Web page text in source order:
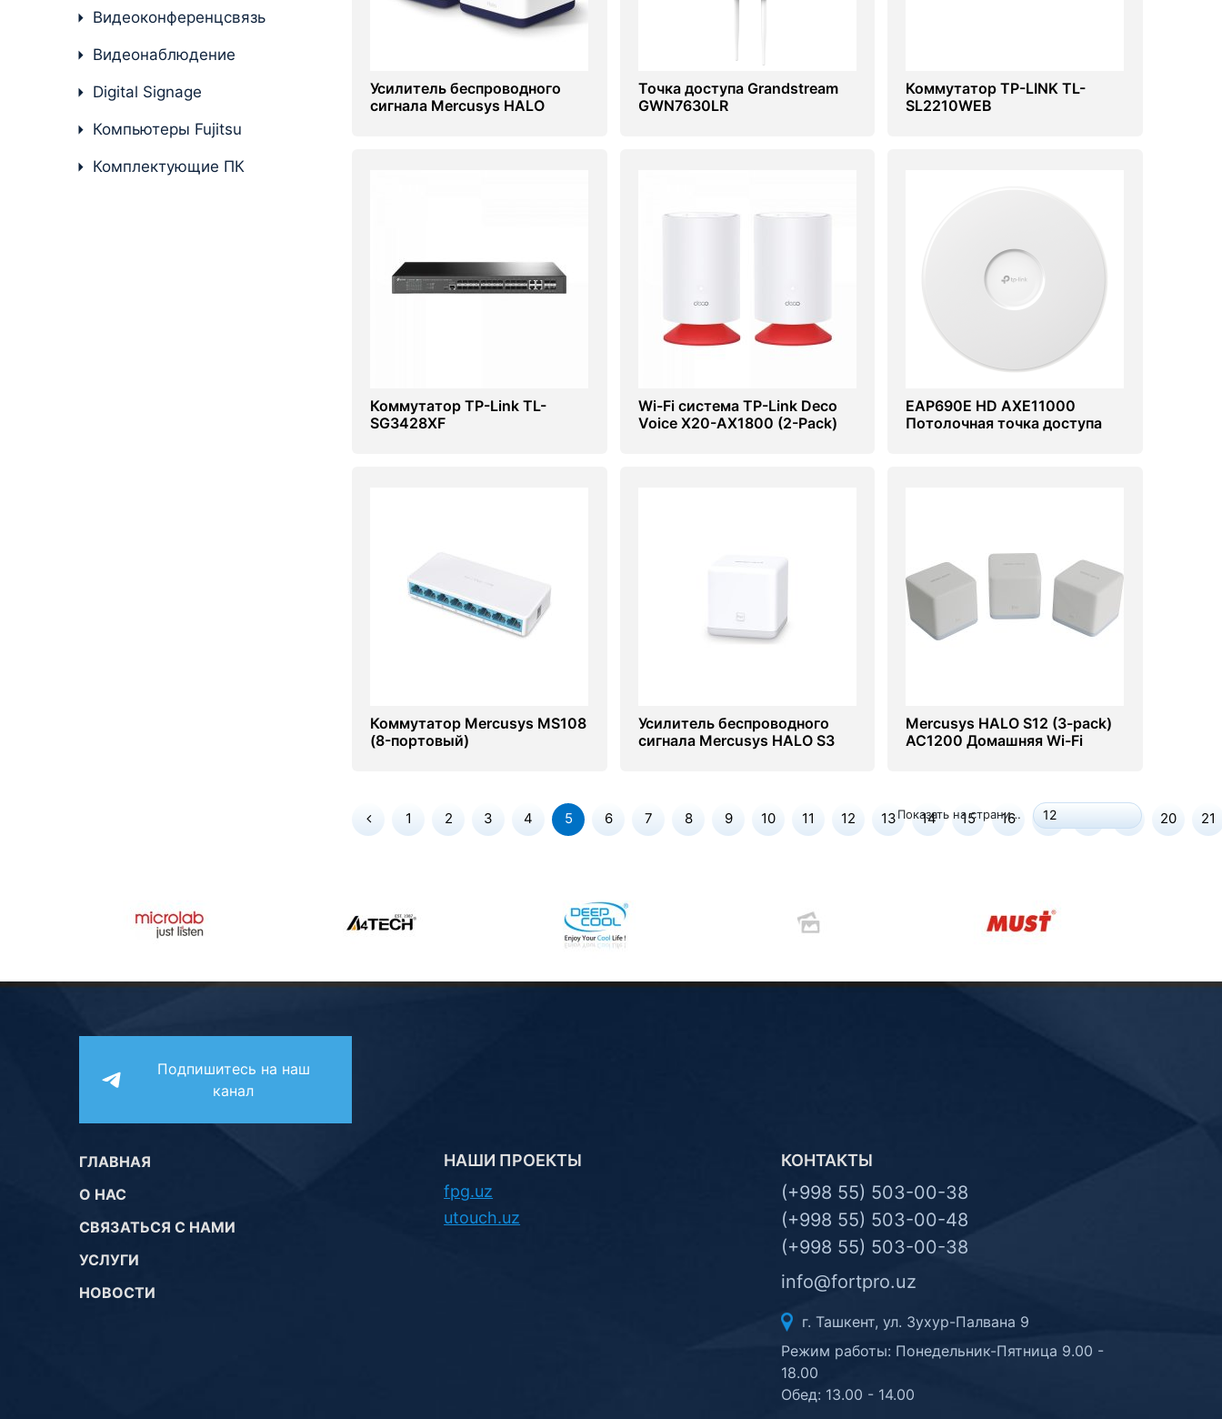
Усилитель беспроводного
сигнала Mercusys HALO
Точка доступа Grandstream
GWN7630LR
Коммутатор TP-LINK TL-
SL2210WEB
Коммутатор TP-Link TL-
SG3428XF
Wi-Fi система TP-Link Deco
Voice X20-AX1800 (2-Pack)
EAP690E HD AXE11000
Потолочная точка доступа
Коммутатор Mercusys MS108
(8-портовый)
Усилитель беспроводного
сигнала Mercusys HALO S3
Mercusys HALO S12 (3-pack)
AC1200 Домашняя Wi-Fi
1 2 3 4 5 6 7 8 9 10 11 12 13 14 15 16 17 20 21
Показать на странице: 12
Видеоконференцсвязь
Видеонаблюдение
Digital Signage
Компьютеры Fujitsu
Комплектующие ПК
Подпишитесь на наш
канал
ГЛАВНАЯ
О НАС
СВЯЗАТЬСЯ С НАМИ
УСЛУГИ
НОВОСТИ
НАШИ ПРОЕКТЫ
fpg.uz
utouch.uz
КОНТАКТЫ
(+998 55) 503-00-38
(+998 55) 503-00-48
(+998 55) 503-00-38
info@fortpro.uz
г. Ташкент, ул. Зухур-Палвана 9
Режим работы: Понедельник-Пятница 9.00 -
18.00
Обед: 13.00 - 14.00